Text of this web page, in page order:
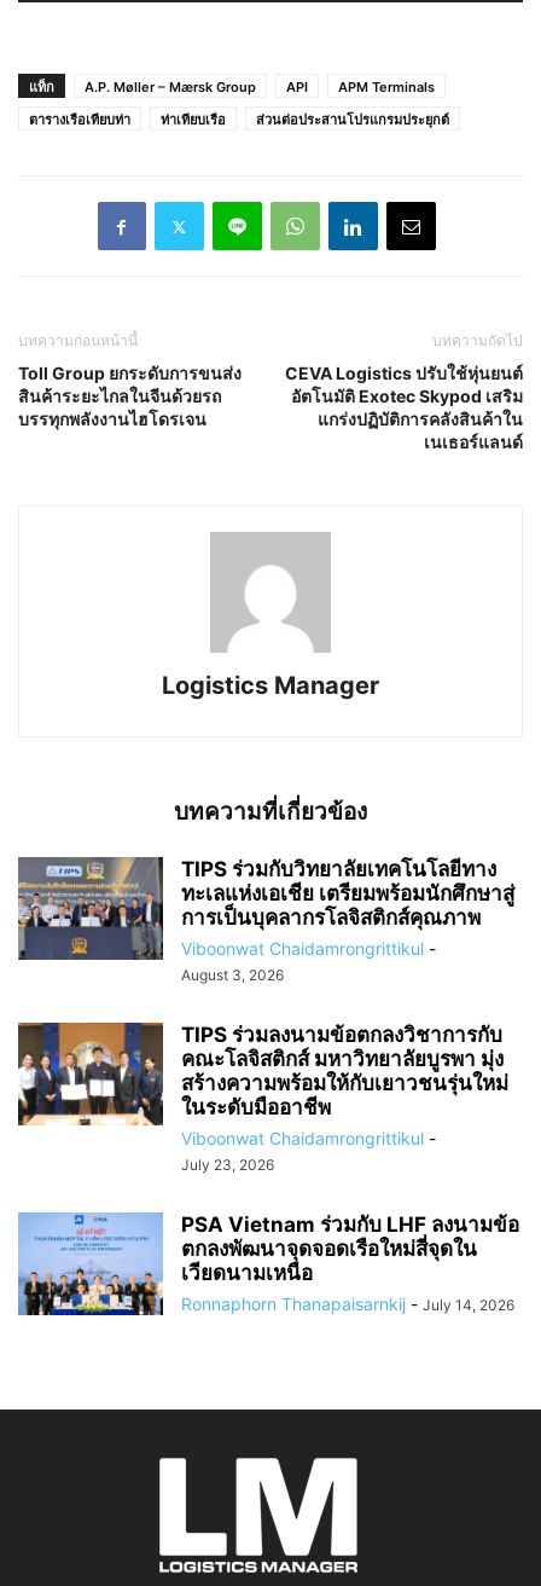
แท็ก A.P. Møller – Mærsk Group API
APM Terminals
ตารางเรือเทียบท่า
ท่าเทียบเรือ ส่วนต่อประสานโปรแกรมประยุกต์
บทความก่อนหน้านี้
Toll Group ยกระดับการขนส่ง
สินค้าระยะไกลในจีนด้วยรถ
บรรทุกพลังงานไฮโดรเจน
บทความถัดไป
CEVA Logistics ปรับใช้หุ่นยนต์
อัตโนมัติ Exotec Skypod เสริม
แกร่งปฏิบัติการคลังสินค้าใน
เนเธอร์แลนด์
Logistics Manager
บทความที่เกี่ยวข้อง
TIPS ร่วมกับวิทยาลัยเทคโนโลยีทาง
ทะเลแห่งเอเชีย เตรียมพร้อมนักศึกษาสู่
การเป็นบุคลากรโลจิสติกส์คุณภาพ
Viboonwat Chaidamrongrittikul -
August 3, 2026
TIPS ร่วมลงนามข้อตกลงวิชาการกับ
คณะโลจิสติกส์ มหาวิทยาลัยบูรพา มุ่ง
สร้างความพร้อมให้กับเยาวชนรุ่นใหม่
ในระดับมืออาชีพ
Viboonwat Chaidamrongrittikul -
July 23, 2026
PSA Vietnam ร่วมกับ LHF ลงนามข้อ
ตกลงพัฒนาจุดจอดเรือใหม่สี่จุดใน
เวียดนามเหนือ
Ronnaphorn Thanapaisarnkij - July 14, 2026